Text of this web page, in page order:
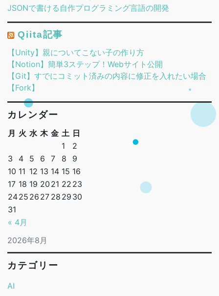
JSONで書ける自作プログラミング言語の開発
Qiita記事
【Unity】親についてこない子の作り方
【Notion】簡単3ステップ！Webサイト公開
【Git】すでにコミット済みの内容に修正を入れたい場合
【Fork】
カレンダー
2026年8月
月 火 水 木 金 土 日
« 4月
1
2
3
4 5 6 7 8
9
10 11 12 13 14 15 16
17 18 19 20 21 22 23
2425 26 27 28 29 30
31
カテゴリー
AI